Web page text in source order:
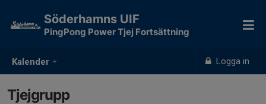
Kalender Logga in
Söderhamns UIF
PingPong Power Tjej Fortsättning
Tjejgrupp